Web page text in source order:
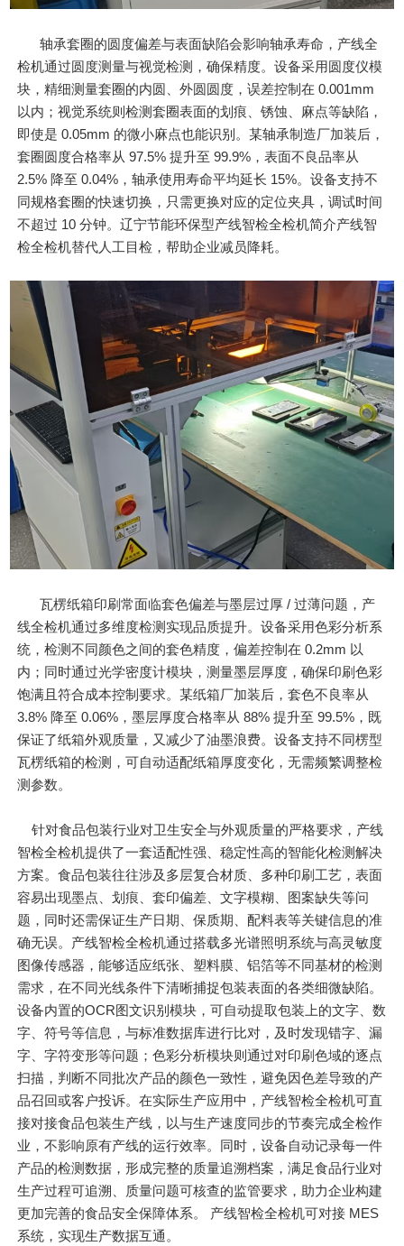
轴承套圈的圆度偏差与表面缺陷会影响轴承寿命，产线全
检机通过圆度测量与视觉检测，确保精度。设备采用圆度仪模
块，精细测量套圈的内圆、外圆圆度，误差控制在 0.001mm
以内；视觉系统则检测套圈表面的划痕、锈蚀、麻点等缺陷，
即使是 0.05mm 的微小麻点也能识别。某轴承制造厂加装后，
套圈圆度合格率从 97.5% 提升至 99.9%，表面不良品率从
2.5% 降至 0.04%，轴承使用寿命平均延长 15%。设备支持不
同规格套圈的快速切换，只需更换对应的定位夹具，调试时间
不超过 10 分钟。辽宁节能环保型产线智检全检机简介产线智
检全检机替代人工目检，帮助企业减员降耗。
瓦楞纸箱印刷常面临套色偏差与墨层过厚 / 过薄问题，产
线全检机通过多维度检测实现品质提升。设备采用色彩分析系
统，检测不同颜色之间的套色精度，偏差控制在 0.2mm 以
内；同时通过光学密度计模块，测量墨层厚度，确保印刷色彩
饱满且符合成本控制要求。某纸箱厂加装后，套色不良率从
3.8% 降至 0.06%，墨层厚度合格率从 88% 提升至 99.5%，既
保证了纸箱外观质量，又减少了油墨浪费。设备支持不同楞型
瓦楞纸箱的检测，可自动适配纸箱厚度变化，无需频繁调整检
测参数。
针对食品包装行业对卫生安全与外观质量的严格要求，产线
智检全检机提供了一套适配性强、稳定性高的智能化检测解决
方案。食品包装往往涉及多层复合材质、多种印刷工艺，表面
容易出现墨点、划痕、套印偏差、文字模糊、图案缺失等问
题，同时还需保证生产日期、保质期、配料表等关键信息的准
确无误。产线智检全检机通过搭载多光谱照明系统与高灵敏度
图像传感器，能够适应纸张、塑料膜、铝箔等不同基材的检测
需求，在不同光线条件下清晰捕捉包装表面的各类细微缺陷。
设备内置的OCR图文识别模块，可自动提取包装上的文字、数
字、符号等信息，与标准数据库进行比对，及时发现错字、漏
字、字符变形等问题；色彩分析模块则通过对印刷色域的逐点
扫描，判断不同批次产品的颜色一致性，避免因色差导致的产
品召回或客户投诉。在实际生产应用中，产线智检全检机可直
接对接食品包装生产线，以与生产速度同步的节奏完成全检作
业，不影响原有产线的运行效率。同时，设备自动记录每一件
产品的检测数据，形成完整的质量追溯档案，满足食品行业对
生产过程可追溯、质量问题可核查的监管要求，助力企业构建
更加完善的食品安全保障体系。 产线智检全检机可对接 MES
系统，实现生产数据互通。